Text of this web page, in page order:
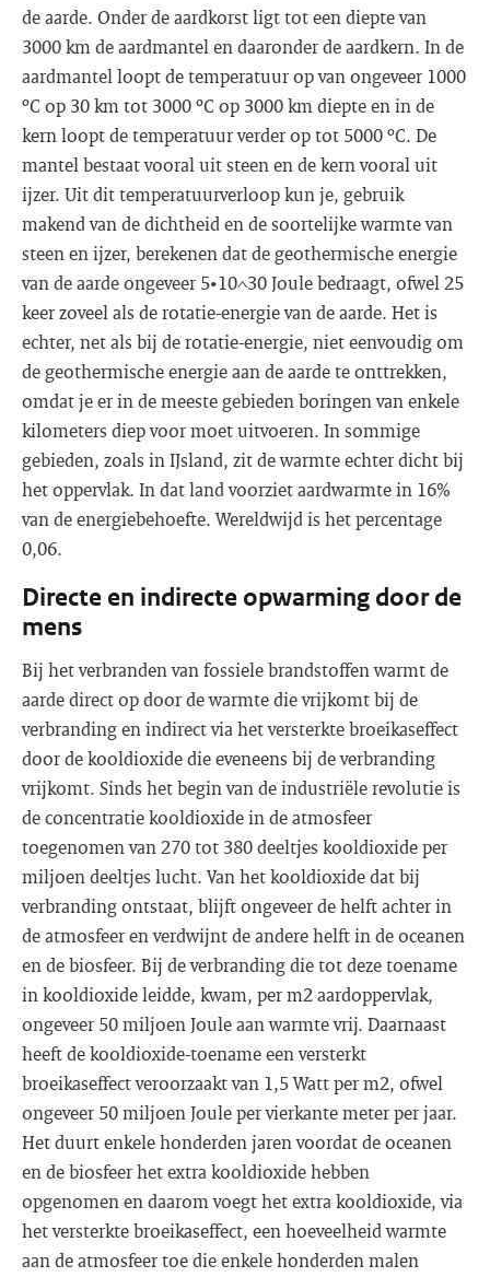
de aarde. Onder de aardkorst ligt tot een diepte van
3000 km de aardmantel en daaronder de aardkern. In de
aardmantel loopt de temperatuur op van ongeveer 1000
ºC op 30 km tot 3000 ºC op 3000 km diepte en in de
kern loopt de temperatuur verder op tot 5000 ºC. De
mantel bestaat vooral uit steen en de kern vooral uit
ijzer. Uit dit temperatuurverloop kun je, gebruik
makend van de dichtheid en de soortelijke warmte van
steen en ijzer, berekenen dat de geothermische energie
van de aarde ongeveer 5•10^30 Joule bedraagt, ofwel 25
keer zoveel als de rotatie-energie van de aarde. Het is
echter, net als bij de rotatie-energie, niet eenvoudig om
de geothermische energie aan de aarde te onttrekken,
omdat je er in de meeste gebieden boringen van enkele
kilometers diep voor moet uitvoeren. In sommige
gebieden, zoals in IJsland, zit de warmte echter dicht bij
het oppervlak. In dat land voorziet aardwarmte in 16%
van de energiebehoefte. Wereldwijd is het percentage
0,06.
Directe en indirecte opwarming door de
mens
Bij het verbranden van fossiele brandstoffen warmt de
aarde direct op door de warmte die vrijkomt bij de
verbranding en indirect via het versterkte broeikaseffect
door de kooldioxide die eveneens bij de verbranding
vrijkomt. Sinds het begin van de industriële revolutie is
de concentratie kooldioxide in de atmosfeer
toegenomen van 270 tot 380 deeltjes kooldioxide per
miljoen deeltjes lucht. Van het kooldioxide dat bij
verbranding ontstaat, blijft ongeveer de helft achter in
de atmosfeer en verdwijnt de andere helft in de oceanen
en de biosfeer. Bij de verbranding die tot deze toename
in kooldioxide leidde, kwam, per m2 aardoppervlak,
ongeveer 50 miljoen Joule aan warmte vrij. Daarnaast
heeft de kooldioxide-toename een versterkt
broeikaseffect veroorzaakt van 1,5 Watt per m2, ofwel
ongeveer 50 miljoen Joule per vierkante meter per jaar.
Het duurt enkele honderden jaren voordat de oceanen
en de biosfeer het extra kooldioxide hebben
opgenomen en daarom voegt het extra kooldioxide, via
het versterkte broeikaseffect, een hoeveelheid warmte
aan de atmosfeer toe die enkele honderden malen